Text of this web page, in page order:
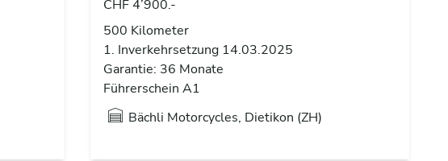
CHF 4’900.-
500 Kilometer
1. Inverkehrsetzung 14.03.2025
Garantie: 36 Monate
Führerschein A1
Bächli Motorcycles, Dietikon (ZH)